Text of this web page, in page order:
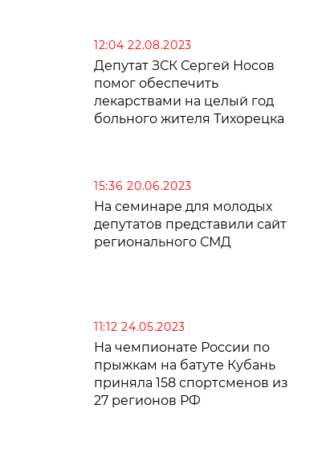
12:04 22.08.2023
Депутат ЗСК Сергей Носов
помог обеспечить
лекарствами на целый год
больного жителя Тихорецка
15:36 20.06.2023
На семинаре для молодых
депутатов представили сайт
регионального СМД
11:12 24.05.2023
На чемпионате России по
прыжкам на батуте Кубань
приняла 158 спортсменов из
27 регионов РФ